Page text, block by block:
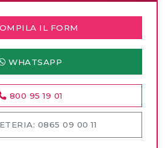
IL FORM
WHATSAPP
800 95 19 01
0865 09 00 11